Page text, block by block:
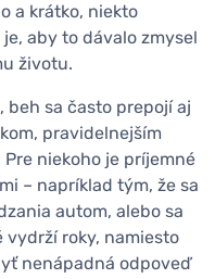
a krátko, niekto
aby to dávalo zmysel
životu.
beh sa často prepojí aj
pravidelnejším
niekoho je príjemné
– napríklad tým, že sa
autom, alebo sa
roky, namiesto
nenápadná odpoveď